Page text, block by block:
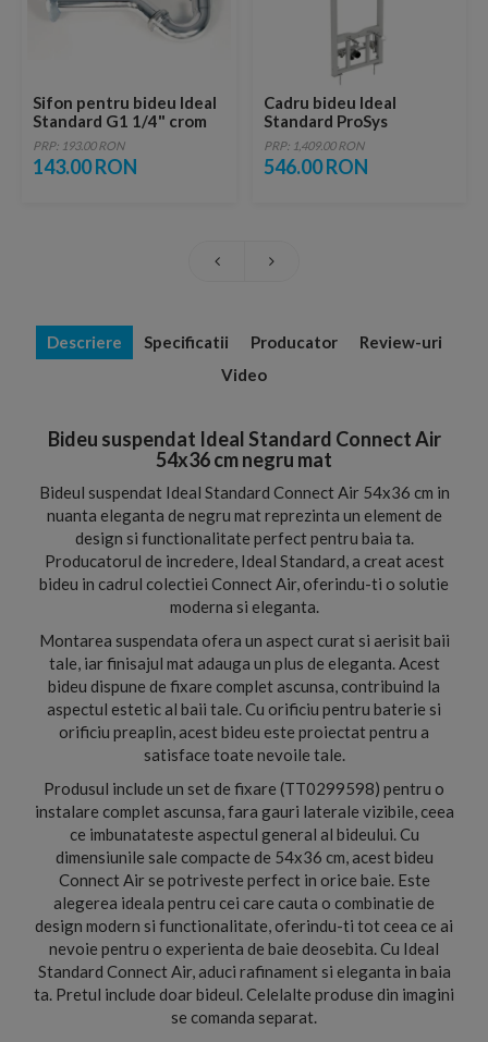
Sifon pentru bideu Ideal
Standard G1 1/4" crom
PRP: 193.00 RON
143.00 RON
Cadru bideu Ideal
Standard ProSys
50xH115cm
PRP: 1,409.00 RON
546.00 RON
Descriere Specificatii Producator
Review-uri
Video
Bideu suspendat Ideal Standard Connect Air
54x36 cm negru mat
Bideul suspendat Ideal Standard Connect Air 54x36 cm in
nuanta eleganta de negru mat reprezinta un element de
design si functionalitate perfect pentru baia ta.
Producatorul de incredere, Ideal Standard, a creat acest
bideu in cadrul colectiei Connect Air, oferindu-ti o solutie
moderna si eleganta.
Montarea suspendata ofera un aspect curat si aerisit baii
tale, iar finisajul mat adauga un plus de eleganta. Acest
bideu dispune de fixare complet ascunsa, contribuind la
aspectul estetic al baii tale. Cu orificiu pentru baterie si
orificiu preaplin, acest bideu este proiectat pentru a
satisface toate nevoile tale.
Produsul include un set de fixare (TT0299598) pentru o
instalare complet ascunsa, fara gauri laterale vizibile, ceea
ce imbunatateste aspectul general al bideului. Cu
dimensiunile sale compacte de 54x36 cm, acest bideu
Connect Air se potriveste perfect in orice baie. Este
alegerea ideala pentru cei care cauta o combinatie de
design modern si functionalitate, oferindu-ti tot ceea ce ai
nevoie pentru o experienta de baie deosebita. Cu Ideal
Standard Connect Air, aduci rafinament si eleganta in baia
ta. Pretul include doar bideul. Celelalte produse din imagini
se comanda separat.